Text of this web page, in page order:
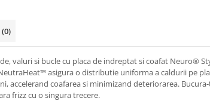
(0)
valuri si bucle cu placa de indreptat si coafat Neuro®
asigura o distributie uniforma a caldurii pe
accelerand coafarea si minimizand deteriorarea.
frizz cu o singura trecere.